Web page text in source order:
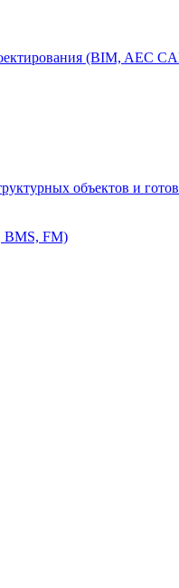
(BIM, AEC
объектов и
BMS, FM)